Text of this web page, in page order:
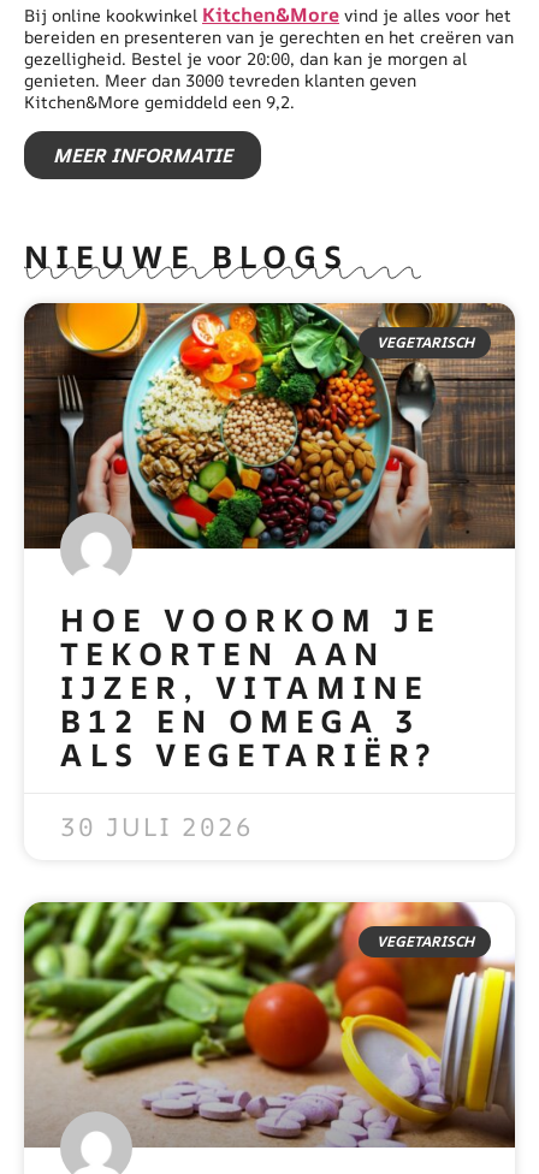
Bij online kookwinkel Kitchen&More vind je alles voor het
bereiden en presenteren van je gerechten en het creëren van
gezelligheid. Bestel je voor 20:00, dan kan je morgen al
genieten. Meer dan 3000 tevreden klanten geven
Kitchen&More gemiddeld een 9,2.
MEER INFORMATIE
NIEUWE BLOGS
VEGETARISCH
HOE VOORKOM JE
TEKORTEN AAN
IJZER, VITAMINE
B12 EN OMEGA 3
ALS VEGETARIËR?
30 JULI 2026
VEGETARISCH